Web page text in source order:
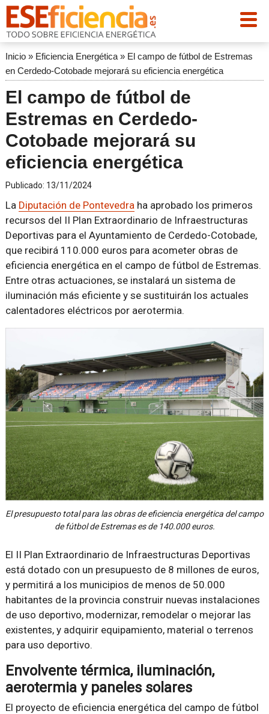
Inicio» Eficiencia Energética» El campo de fútbol de Estremas
en Cerdedo-Cotobade mejorará su eficiencia energética
El campo de fútbol de
Estremas en Cerdedo-
Cotobade mejorará su
eficiencia energética
Publicado: 13/11/2024
La Diputación de Pontevedraha aprobado los primeros
recursos del II Plan Extraordinario de Infraestructuras
Deportivas para el Ayuntamiento de Cerdedo-Cotobade,
que recibirá 110.000 euros para acometer obras de
eficiencia energética en el campo de fútbol de Estremas.
Entre otras actuaciones, se instalará un sistema de
iluminación más eficiente y se sustituirán los actuales
calentadores eléctricos por aerotermia.
El presupuesto total para las obras de eficiencia energética del campo
de fútbol de Estremas es de 140.000 euros.
El II Plan Extraordinario de Infraestructuras Deportivas
está dotado con un presupuesto de 8 millones de euros,
y permitirá a los municipios de menos de 50.000
habitantes de la provincia construir nuevas instalaciones
de uso deportivo, modernizar, remodelar o mejorar las
existentes, y adquirir equipamiento, material o terrenos
para uso deportivo.
Envolvente térmica, iluminación,
aerotermia y paneles solares
El proyecto de eficiencia energética del campo de fútbol